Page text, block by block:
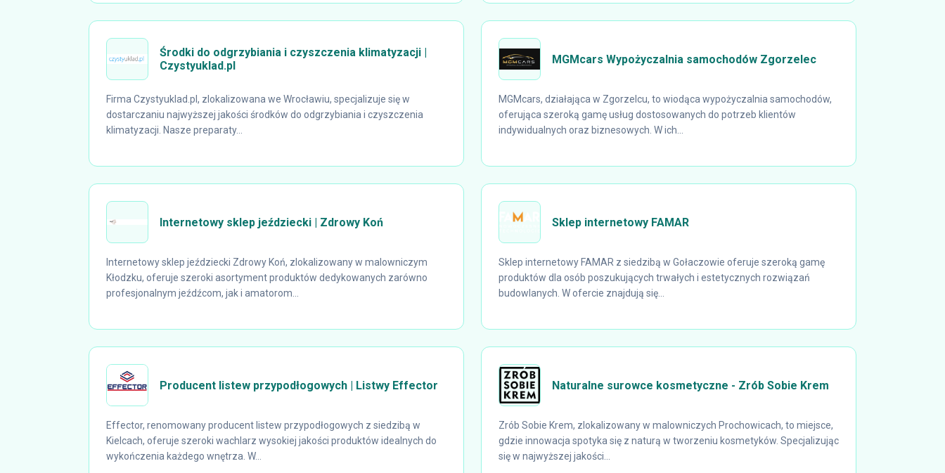
Środki do odgrzybiania i czyszczenia klimatyzacji |
Czystyuklad.pl
Firma Czystyuklad.pl, zlokalizowana we Wrocławiu, specjalizuje się w
dostarczaniu najwyższej jakości środków do odgrzybiania i czyszczenia
klimatyzacji. Nasze preparaty...
MGMcars Wypożyczalnia samochodów Zgorzelec
MGMcars, działająca w Zgorzelcu, to wiodąca wypożyczalnia samochodów,
oferująca szeroką gamę usług dostosowanych do potrzeb klientów
indywidualnych oraz biznesowych. W ich...
Internetowy sklep jeździecki | Zdrowy Koń
Internetowy sklep jeździecki Zdrowy Koń, zlokalizowany w malowniczym
Kłodzku, oferuje szeroki asortyment produktów dedykowanych zarówno
profesjonalnym jeźdźcom, jak i amatorom...
Sklep internetowy FAMAR
Sklep internetowy FAMAR z siedzibą w Gołaczowie oferuje szeroką gamę
produktów dla osób poszukujących trwałych i estetycznych rozwiązań
budowlanych. W ofercie znajdują się...
Producent listew przypodłogowych | Listwy Effector
Effector, renomowany producent listew przypodłogowych z siedzibą w
Kielcach, oferuje szeroki wachlarz wysokiej jakości produktów idealnych do
wykończenia każdego wnętrza. W...
Naturalne surowce kosmetyczne - Zrób Sobie Krem
Zrób Sobie Krem, zlokalizowany w malowniczych Prochowicach, to miejsce,
gdzie innowacja spotyka się z naturą w tworzeniu kosmetyków. Specjalizując
się w najwyższej jakości...